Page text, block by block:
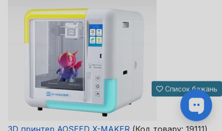
3D принтер AOSEED X-MAKER (Код товару: 19111)
Список бажань